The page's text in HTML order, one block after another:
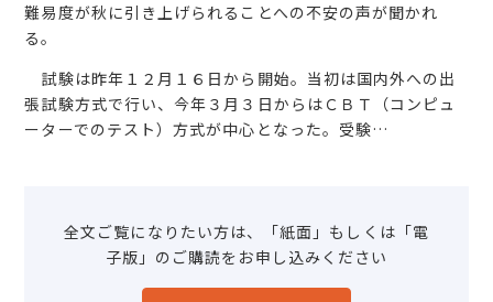
難易度が秋に引き上げられることへの不安の声が聞かれ
る。
試験は昨年１２月１６日から開始。当初は国内外への出
張試験方式で行い、今年３月３日からはＣＢＴ（コンピュ
ーターでのテスト）方式が中心となった。受験…
全文ご覧になりたい方は、「紙面」もしくは「電
子版」のご購読をお申し込みください